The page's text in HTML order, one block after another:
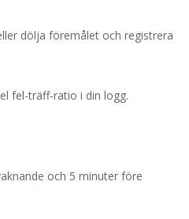
dölja föremålet och registrera
fel-träff-ratio i din logg.
och 5 minuter före